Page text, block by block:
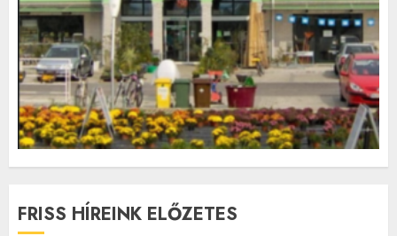
FRISS HÍREINK ELŐZETES